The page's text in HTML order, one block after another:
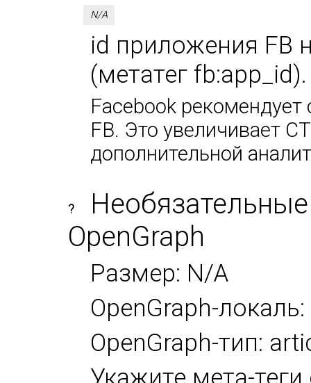
N/A
id приложения FB
(метатег
Facebook
FB. Это увеличивает
дополнительной
?
OpenGraph
Размер: N/A
OpenGraph-
OpenGraph-тип: